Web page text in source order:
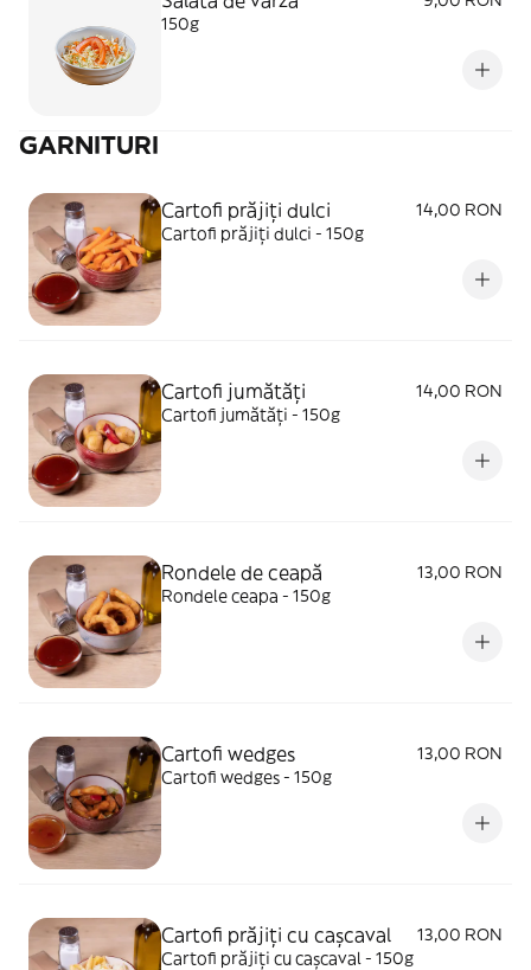
150g
GARNITURI
Cartofi prăjiți dulci
14,00 RON
Cartofi prăjiți dulci - 150g
Cartofi jumătăți
14,00 RON
Cartofi jumătăți - 150g
Rondele de ceapă
13,00 RON
Rondele ceapa - 150g
Cartofi wedges
13,00 RON
Cartofi wedges - 150g
Cartofi prăjiți cu cașcaval
13,00 RON
Cartofi prăjiți cu cașcaval - 150g